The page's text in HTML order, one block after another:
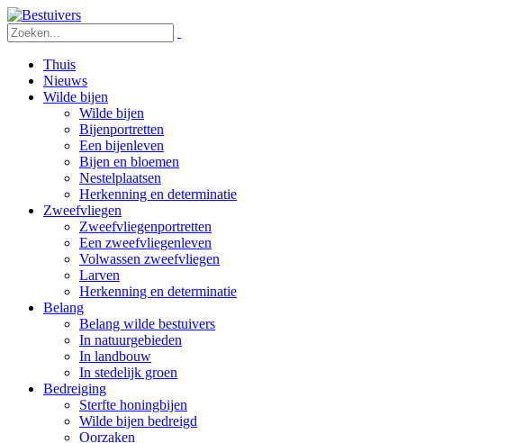
Thuis
Nieuws
Wilde bijen
Wilde bijen
Bijenportretten
Een bijenleven
Bijen en bloemen
Nestelplaatsen
Herkenning en determinatie
Zweefvliegen
Zweefvliegenportretten
Een zweefvliegenleven
Volwassen zweefvliegen
Larven
Herkenning en determinatie
Belang
Belang wilde bestuivers
In natuurgebieden
In landbouw
In stedelijk groen
Bedreiging
Sterfte honingbijen
Wilde bijen bedreigd
Oorzaken